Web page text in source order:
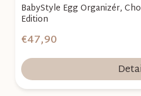
BabyStyle Egg Organizér,
Edition
€47,90